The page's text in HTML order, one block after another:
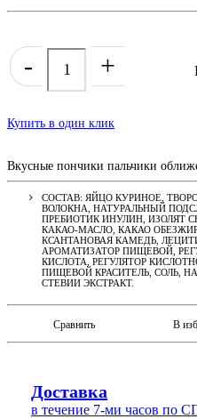
- +
Купить в один клик
Вкусные пончики пальчики
СОСТАВ: ЯЙЦО КУРИНОЕ,
ВОЛОКНА, НАТУРАЛЬНЫЙ
ПРЕБИОТИК ИНУЛИН, ИЗОЛЯТ
КАКАО-МАСЛО, КАКАО
КСАНТАНОВАЯ КАМЕДЬ,
АРОМАТИЗАТОР ПИЩЕВОЙ,
КИСЛОТА, РЕГУЛЯТОР
ПИЩЕВОЙ КРАСИТЕЛЬ, СОЛЬ,
СТЕВИИ ЭКСТРАКТ.
Сравнить В
Доставка
в течение 7-ми часов по